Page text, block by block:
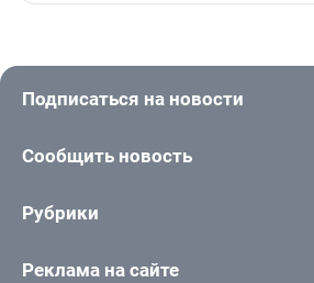
Подписаться на новости
Сообщить новость
Рубрики
Реклама на сайте